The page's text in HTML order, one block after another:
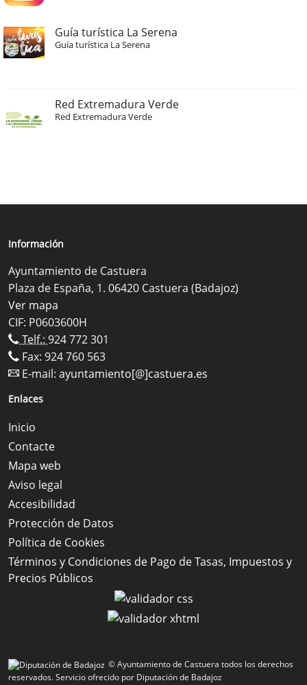
Guía turística La Serena
Guía turística La Serena
Red Extremadura Verde
Red Extremadura Verde
Información
Ayuntamiento de Castuera
Plaza de España, 1. 06420 Castuera (Badajoz)
Ver mapa
CIF: P0603600H
Telf.: 924 772 301
Fax: 924 760 563
E-mail: ayuntamiento[@]castuera.es
Enlaces
Inicio
Contacte
Mapa web
Aviso legal
Accesibilidad
Protección de Datos
Política de Cookies
Términos y Condiciones de Pago de Tasas, Impuestos y
Precios Públicos
© Ayuntamiento de Castuera todos los derechos
reservados.Servicio ofrecido por Diputación de Badajoz